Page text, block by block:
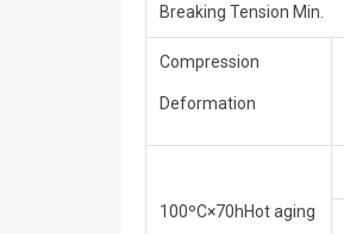
Breaking Tension Min.
Compression
Deformation
100ºC×70hHot aging